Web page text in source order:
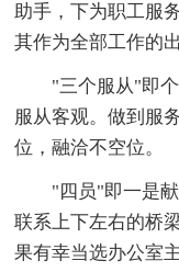
助手，下为职工服
其作为全部工作的
"三个服从"即
服从客观。做到服
位，融洽不空位。
"四员"即一是
联系上下左右的桥
果有幸当选办公室